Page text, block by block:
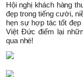
Hội nghị khách hàng
đẹp trong tiếng cười,
hẹn sự hợp tác tốt
Việt Đức điểm lại
qua nhé!